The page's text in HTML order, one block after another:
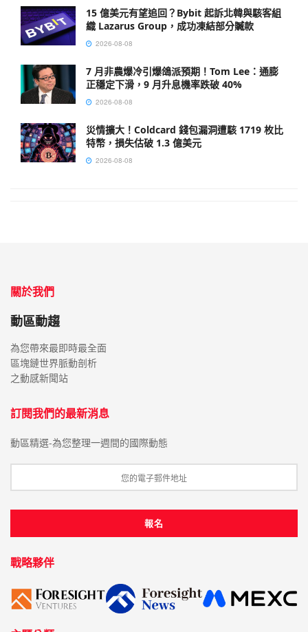
15 億美元有望追回？Bybit 起訴北韓與駭客組
織 Lazarus Group，成功凍結部分贓款
2026-08-08
7 月非農爆冷引爆鴿派預期！Tom Lee：通膨
正穩定下滑，9 月升息機率跌破 40%
2026-08-08
災情擴大！Coldcard 錢包漏洞遭駭 1719 枚比
特幣，損失估破 1.3 億美元
2026-08-08
關於我們
動區動趨
為您帶來最即時最全面
區塊鏈世界脈動剖析
之動感新聞站
訂閱我們的最新消息
動區精選-為您整理一週間的國際動態
戰略夥伴